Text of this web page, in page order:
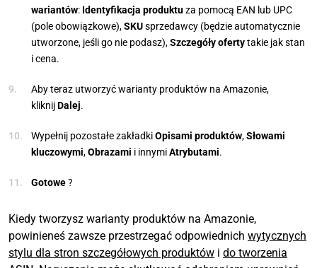
wariantów: Identyfikacja produktuza pomocą EAN lub UPC
(pole obowiązkowe),SKUsprzedawcy (będzie automatycznie
utworzone, jeśli go nie podasz),Szczegóły ofertytakie jak stan
i cena.
Aby teraz utworzyć warianty produktów na Amazonie,
kliknijDalej.
Wypełnij pozostałe zakładkiOpisami produktów,Słowami
kluczowymi,Obrazami i innymiAtrybutami.
Gotowe?
Kiedy tworzysz warianty produktów na Amazonie,
powinieneś zawsze przestrzegać odpowiednich wytycznych
stylu dla stron szczegółowych produktów i do tworzenia